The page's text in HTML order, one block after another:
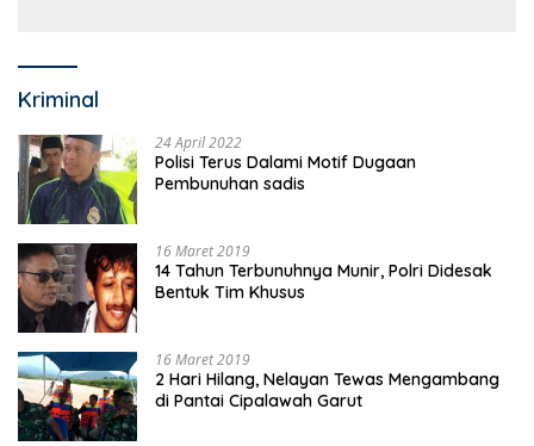
Kriminal
24 April 2022
Polisi Terus Dalami Motif Dugaan
Pembunuhan sadis
16 Maret 2019
14 Tahun Terbunuhnya Munir, Polri Didesak
Bentuk Tim Khusus
16 Maret 2019
2 Hari Hilang, Nelayan Tewas Mengambang
di Pantai Cipalawah Garut